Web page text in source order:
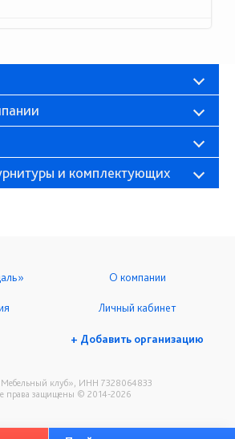
и комплектующих
клуб», ИНН 7328064833
права защищены © 2014-2026
О компании
Личный кабинет
+ Добавить организацию